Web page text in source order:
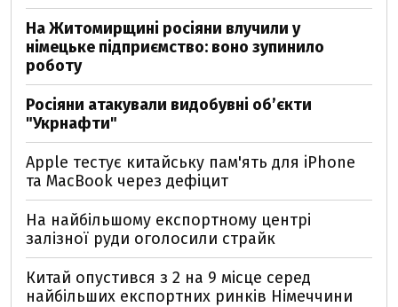
На Житомирщині росіяни влучили у
німецьке підприємство: воно зупинило
роботу
Росіяни атакували видобувні обʼєкти
"Укрнафти"
Apple тестує китайську пам'ять для iPhone
та MacBook через дефіцит
На найбільшому експортному центрі
залізної руди оголосили страйк
Китай опустився з 2 на 9 місце серед
найбільших експортних ринків Німеччини